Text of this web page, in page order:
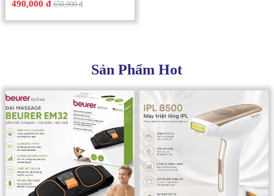
490,000 đ 650,000 đ
Sản Phẩm Hot